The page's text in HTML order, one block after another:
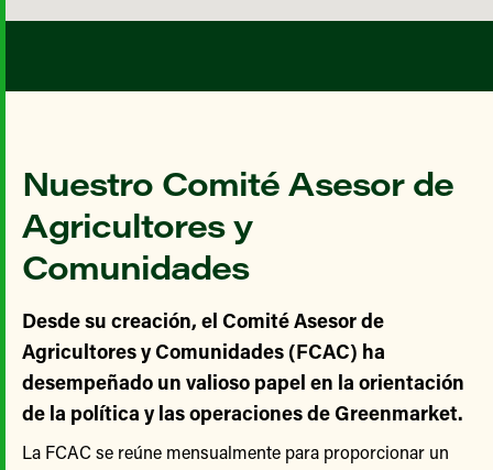
Nuestro Comité Asesor de
Agricultores y
Comunidades
Desde su creación, el Comité Asesor de
Agricultores y Comunidades (FCAC) ha
desempeñado un valioso papel en la orientación
de la política y las operaciones de Greenmarket.
La FCAC se reúne mensualmente para proporcionar un